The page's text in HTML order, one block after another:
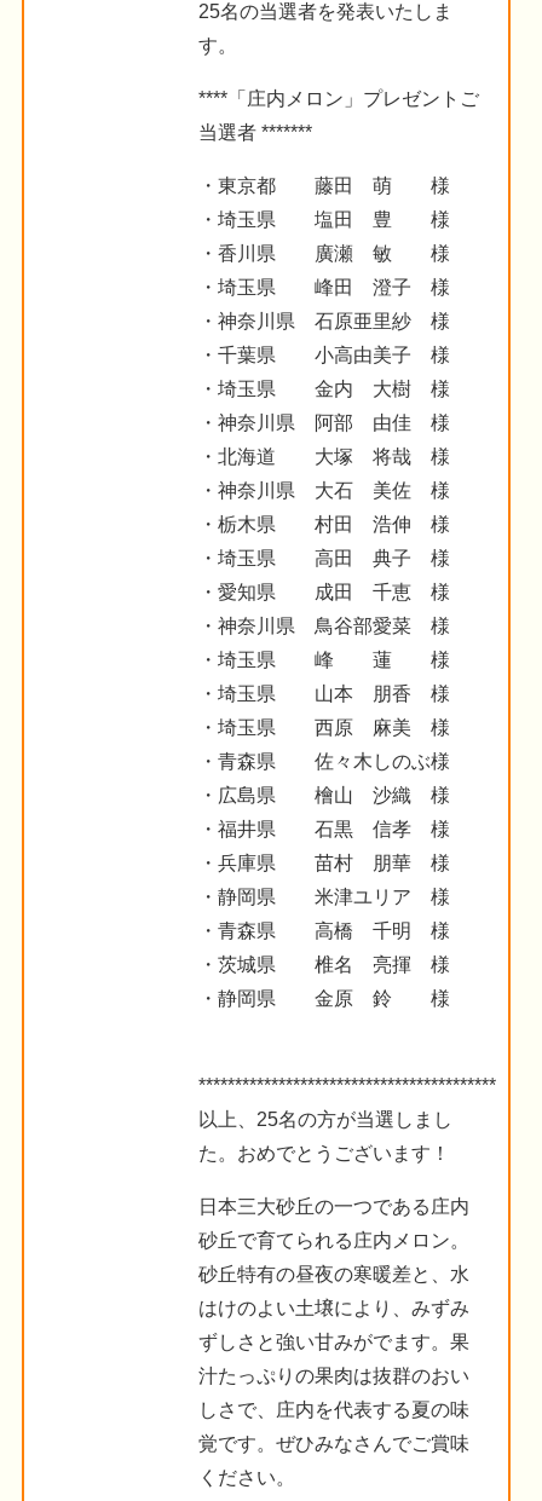
25名の当選者を発表いたしま
す。
****「庄内メロン」プレゼントご
当選者 *******
・東京都 藤田 萌 様
・埼玉県 塩田 豊 様
・香川県 廣瀬 敏 様
・埼玉県 峰田 澄子 様
・神奈川県 石原亜里紗 様
・千葉県 小高由美子 様
・埼玉県 金内 大樹 様
・神奈川県 阿部 由佳 様
・北海道 大塚 将哉 様
・神奈川県 大石 美佐 様
・栃木県 村田 浩伸 様
・埼玉県 高田 典子 様
・愛知県 成田 千恵 様
・神奈川県 鳥谷部愛菜 様
・埼玉県 峰 蓮 様
・埼玉県 山本 朋香 様
・埼玉県 西原 麻美 様
・青森県 佐々木しのぶ様
・広島県 檜山 沙織 様
・福井県 石黒 信孝 様
・兵庫県 苗村 朋華 様
・静岡県 米津ユリア 様
・青森県 高橋 千明 様
・茨城県 椎名 亮揮 様
・静岡県 金原 鈴 様
以上、25名の方が当選しまし
た。おめでとうございます！
日本三大砂丘の一つである庄内
砂丘で育てられる庄内メロン。
砂丘特有の昼夜の寒暖差と、水
はけのよい土壌により、みずみ
ずしさと強い甘みがでます。果
汁たっぷりの果肉は抜群のおい
しさで、庄内を代表する夏の味
覚です。ぜひみなさんでご賞味
ください。